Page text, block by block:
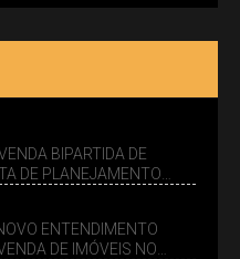
BIPARTIDA DE
DE PLANEJAMENTO
ENTENDIMENTO
DE IMÓVEIS NO